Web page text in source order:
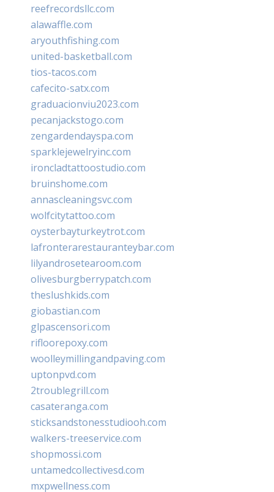
reefrecordsllc.com
alawaffle.com
aryouthfishing.com
united-basketball.com
tios-tacos.com
cafecito-satx.com
graduacionviu2023.com
pecanjackstogo.com
zengardendayspa.com
sparklejewelryinc.com
ironcladtattoostudio.com
bruinshome.com
annascleaningsvc.com
wolfcitytattoo.com
oysterbayturkeytrot.com
lafronterarestauranteybar.com
lilyandrosetearoom.com
olivesburgberrypatch.com
theslushkids.com
giobastian.com
glpascensori.com
rifloorepoxy.com
woolleymillingandpaving.com
uptonpvd.com
2troublegrill.com
casateranga.com
sticksandstonesstudiooh.com
walkers-treeservice.com
shopmossi.com
untamedcollectivesd.com
mxpwellness.com